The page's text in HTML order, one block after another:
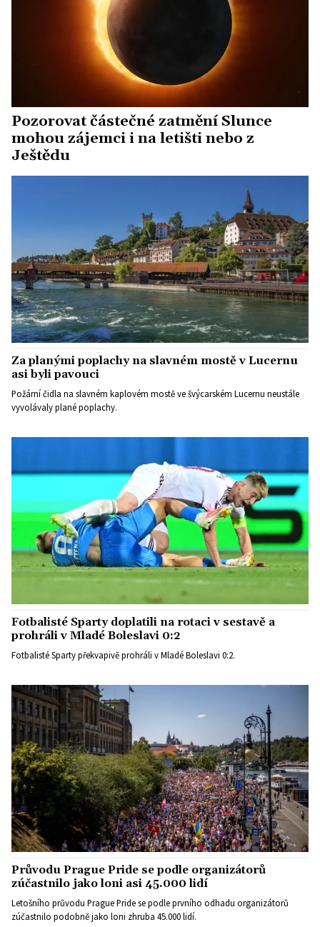
Pozorovat částečné zatmění Slunce
mohou zájemci i na letišti nebo z
Ještědu
Za planými poplachy na slavném mostě v Lucernu
asi byli pavouci
Požární čidla na slavném kaplovém mostě ve švýcarském Lucernu neustále
vyvolávaly plané poplachy.
Fotbalisté Sparty doplatili na rotaci v sestavě a
prohráli v Mladé Boleslavi 0:2
Fotbalisté Sparty překvapivě prohráli v Mladé Boleslavi 0:2.
Průvodu Prague Pride se podle organizátorů
zúčastnilo jako loni asi 45.000 lidí
Letošního průvodu Prague Pride se podle prvního odhadu organizátorů
zúčastnilo podobně jako loni zhruba 45.000 lidí.